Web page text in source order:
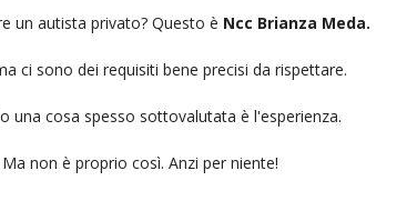
un autista privato? Questo è Ncc Brianza Meda.
ci sono dei requisiti bene precisi da rispettare.
una cosa spesso sottovalutata è l'esperienza.
non è proprio così. Anzi per niente!